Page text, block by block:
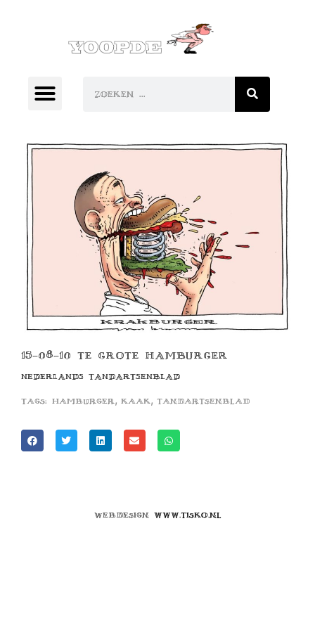
15-08-10 TE GROTE HAMBURGER
NEDERLANDS TANDARTSENBLAD
Tags: hamburger, kaak, tandartsenblad
Webdesign www.tisko.nl